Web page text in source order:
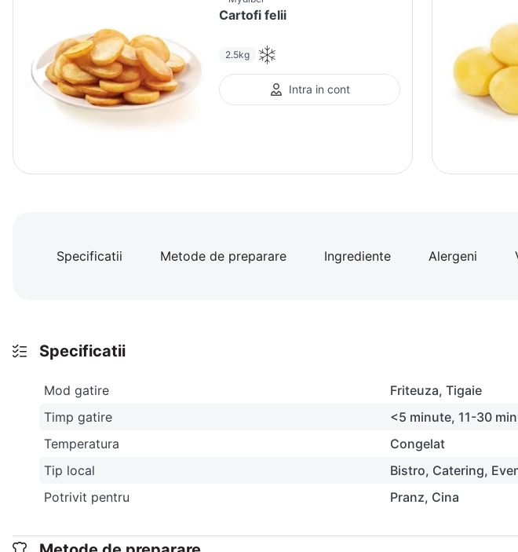
Cartofi felii
2.5kg
Intra in cont
Specificatii Metode de preparare Ingrediente Alergeni
Specificatii
Mod gatire Friteuza Tigaie
Timp gatire
<5 minute 11-30
Temperatura
Congelat
Tip local
Bistro Catering
Potrivit pentru
Pranz Cina